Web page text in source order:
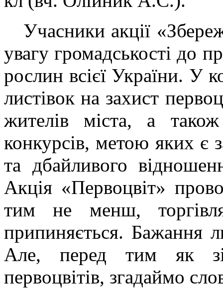
Учасники акції
увагу громадськості до
рослин всієї України. У
листівок на захист
жителів міста, а
конкурсів, метою яких є
та дбайливого
Акція «Первоцвіт»
тим не менш,
припиняється. Бажання
Але, перед тим як
первоцвітів, згадаймо